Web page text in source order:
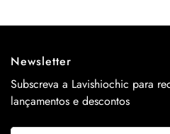
Newsletter
Subscreva a Lavishiochic para
lançamentos e descontos